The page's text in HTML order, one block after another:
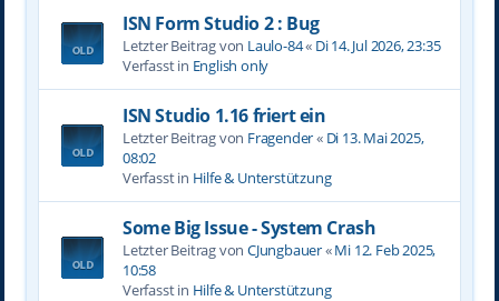
ISN Form Studio 2 : Bug
Letzter Beitrag von Laulo-84« Di 14. Jul 2026, 23:35
Verfasst in English only
ISN Studio 1.16 friert ein
Letzter Beitrag von Fragender« Di 13. Mai 2025,
08:02
Verfasst in Hilfe & Unterstützung
Some Big Issue - System Crash
Letzter Beitrag von CJungbauer«Mi 12. Feb 2025,
10:58
Verfasst in Hilfe & Unterstützung